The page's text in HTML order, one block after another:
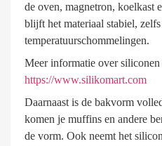
de oven, magnetron, koelkast
blijft het materiaal stabiel,
temperatuurschommelingen.
Meer informatie over
https://www.silikomart.com
Daarnaast is de bakvorm
komen je muffins en andere
de vorm. Ook neemt het